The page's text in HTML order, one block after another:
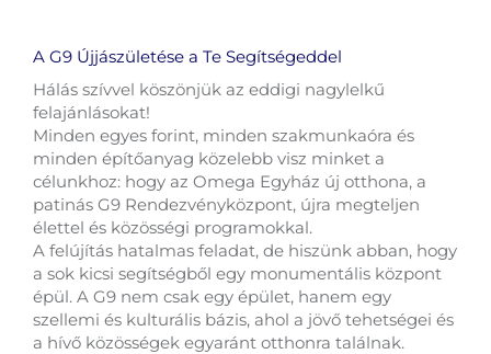
A G9 Újjászületése a Te Segítségeddel
Hálás szívvel köszönjük az eddigi nagylelkű
felajánlásokat!
Minden egyes forint, minden szakmunkaóra és
minden építőanyag közelebb visz minket a
célunkhoz: hogy az Omega Egyház új otthona, a
patinás G9 Rendezvényközpont, újra megteljen
élettel és közösségi programokkal.
A felújítás hatalmas feladat, de hiszünk abban, hogy
a sok kicsi segítségből egy monumentális központ
épül. A G9 nem csak egy épület, hanem egy
szellemi és kulturális bázis, ahol a jövő tehetségei és
a hívő közösségek egyaránt otthonra találnak.